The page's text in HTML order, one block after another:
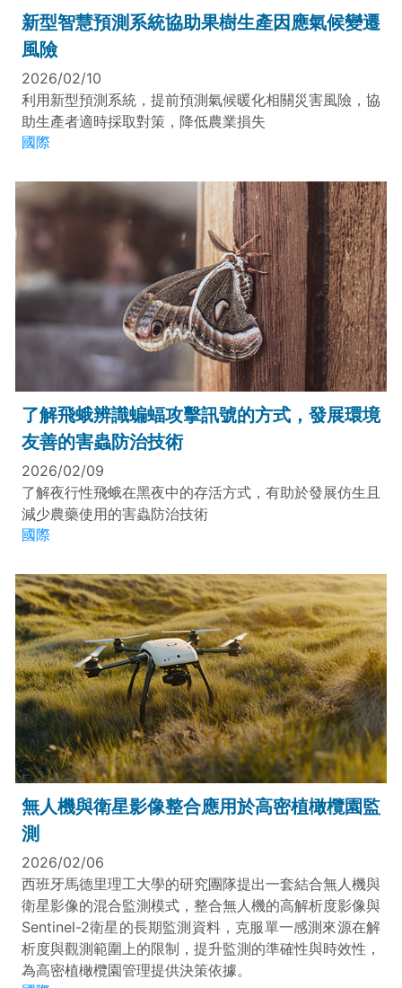
新型智慧預測系統協助果樹生產因應氣候變遷
風險
2026/02/10
利用新型預測系統，提前預測氣候暖化相關災害風險，協
助生產者適時採取對策，降低農業損失
國際
了解飛蛾辨識蝙蝠攻擊訊號的方式，發展環境
友善的害蟲防治技術
2026/02/09
了解夜行性飛蛾在黑夜中的存活方式，有助於發展仿生且
減少農藥使用的害蟲防治技術
國際
無人機與衛星影像整合應用於高密植橄欖園監
測
2026/02/06
西班牙馬德里理工大學的研究團隊提出一套結合無人機與
衛星影像的混合監測模式，整合無人機的高解析度影像與
Sentinel-2衛星的長期監測資料，克服單一感測來源在解
析度與觀測範圍上的限制，提升監測的準確性與時效性，
為高密植橄欖園管理提供決策依據。